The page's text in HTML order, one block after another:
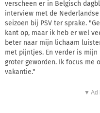
verscheen er in Belgisch
interview met de
seizoen bij PSV ter sprake.
kant op, maar ik heb er wel
beter naar mijn lichaam
met pijntjes. En verder is
groter geworden. Ik focus me
vakantie."
▼ Ad